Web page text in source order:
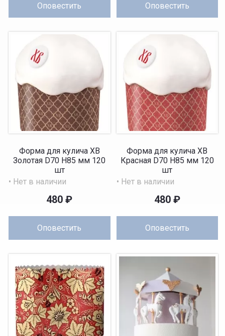
Оповестить Оповестить
Форма для кулича ХВ
Золотая D70 H85 мм 120
шт
• Нет в наличии
Оповестить
480₽
Форма для кулича ХВ
Красная D70 H85 мм 120
шт
• Нет в наличии
Оповестить
480 ₽